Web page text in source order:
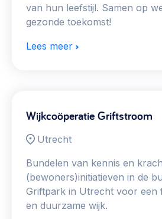
van hun leefstijl. Samen op
gezonde toekomst!
Lees meer
Wijkcoöperatie Griftstroom
Utrecht
Bundelen van kennis en
(bewoners)initiatieven in de
Griftpark in Utrecht voor een
en duurzame wijk.